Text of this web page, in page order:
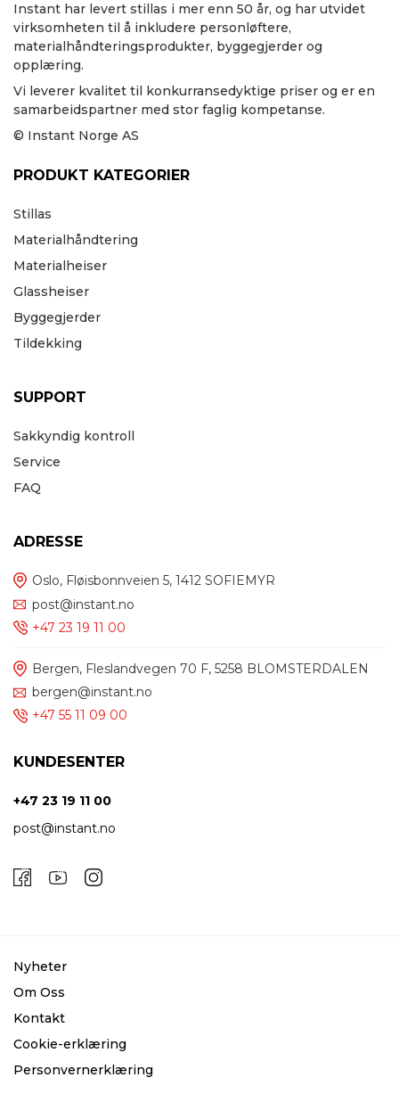
Instant har levert stillas i mer enn 50 år, og har utvidet
virksomheten til å inkludere personløftere,
materialhåndteringsprodukter, byggegjerder og
opplæring.
Vi leverer kvalitet til konkurransedyktige priser og er en
samarbeidspartner med stor faglig kompetanse.
© Instant Norge AS
PRODUKT KATEGORIER
Stillas
Materialhåndtering
Materialheiser
Glassheiser
Byggegjerder
Tildekking
SUPPORT
Sakkyndig kontroll
Service
FAQ
ADRESSE
Oslo, Fløisbonnveien 5, 1412 SOFIEMYR
post@instant.no
+47 23 19 11 00
Bergen, Fleslandvegen 70 F, 5258 BLOMSTERDALEN
bergen@instant.no
+47 55 11 09 00
KUNDESENTER
+47 23 19 11 00
post@instant.no
Nyheter
Om Oss
Kontakt
Cookie-erklæring
Personvernerklæring